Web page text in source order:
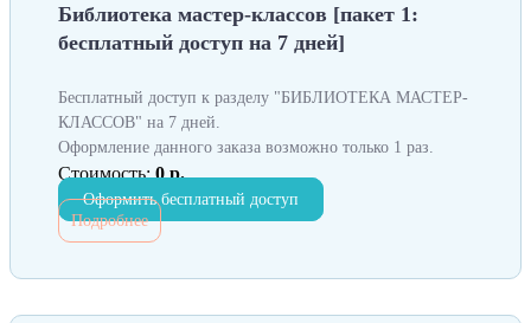
Библиотека мастер-классов [пакет 1:
бесплатный доступ на 7 дней]
Бесплатный доступ к разделу "БИБЛИОТЕКА МАСТЕР-
КЛАССОВ" на 7 дней.
Оформление данного заказа возможно только 1 раз.
Стоимость: 0 р.
Оформить бесплатный доступ
Подробнее